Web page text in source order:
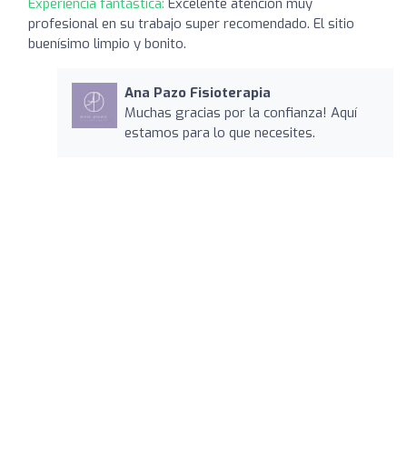
profesional en su trabajo super recomendado. El sitio
buenísimo limpio y bonito.
Ana Pazo Fisioterapia
Muchas gracias por la confianza! Aquí
estamos para lo que necesites.